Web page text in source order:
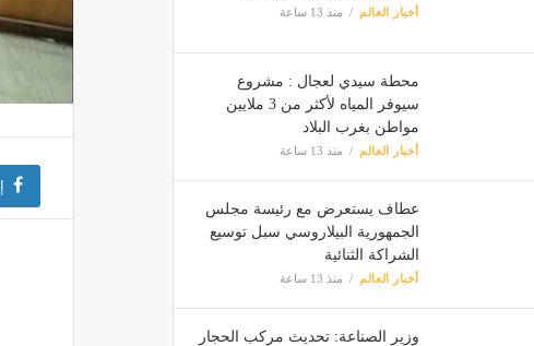
أخبار العالم منذ 13 ساعة
محطة سيدي لعجال : مشروع
سيوفر المياه لأكثر من 3 ملايين
مواطن بغرب البلاد
أخبار العالم منذ 13 ساعة
عطاف يستعرض مع رئيسة مجلس
الجمهورية البيلاروسي سبل توسيع
الشراكة الثنائية
أخبار العالم منذ 13 ساعة
وزير الصناعة: تحديث مركب الحجار